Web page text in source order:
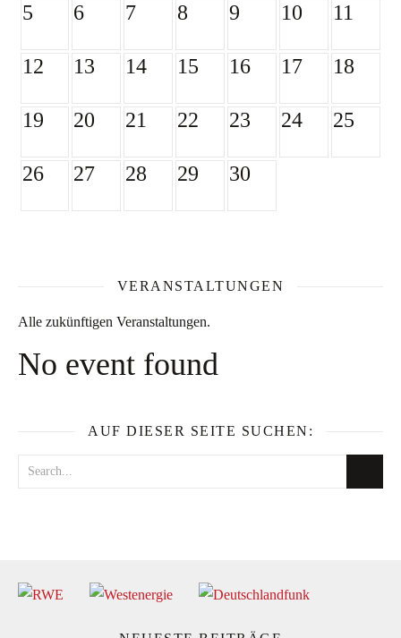
5 6 7 8 9 10 11
12 13 14 15 16 17 18
19 20 21 22 23 24 25
26 27 28 29 30
VERANSTALTUNGEN
Alle zukünftigen Veranstaltungen.
No event found
AUF DIESER SEITE SUCHEN: